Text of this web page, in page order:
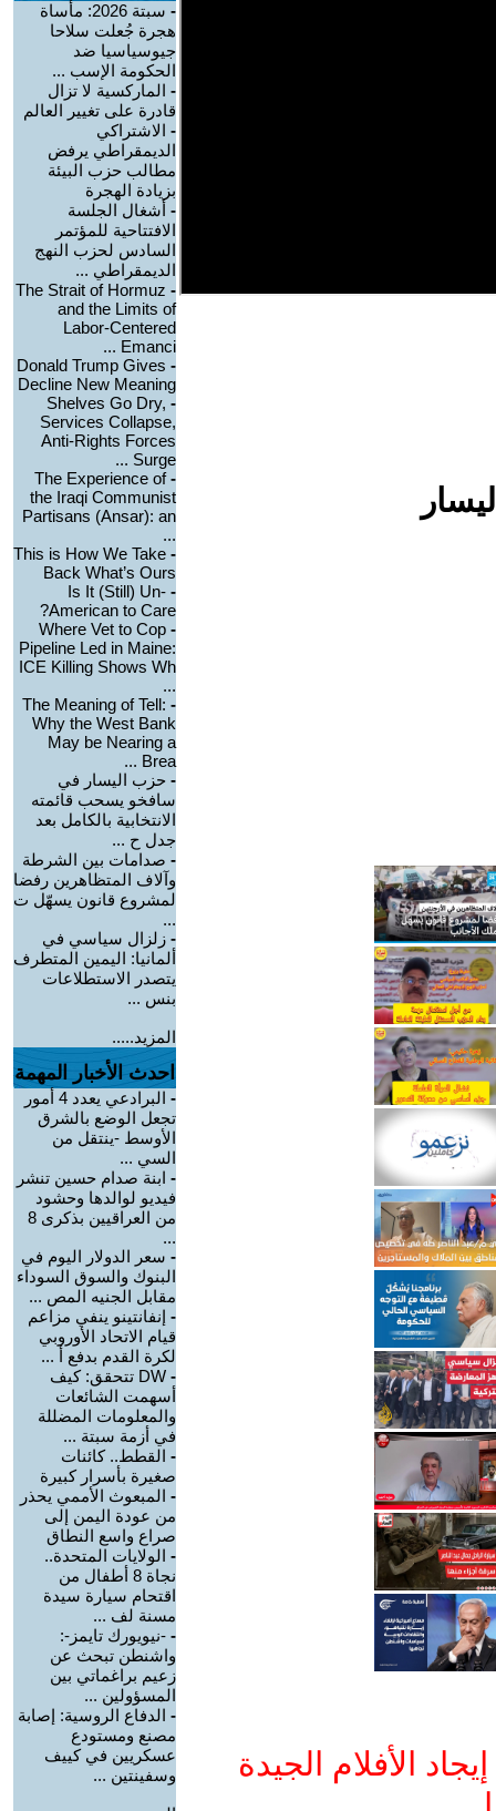
الأفلام الجيدة
-
سبتة 2026: مأساة
هجرة جُعلت سلاحا
جيوسياسيا ضد
الحكومة الإسب ...
- الماركسية لا تزال
قادرة على تغيير العالم
- الاشتراكي
الديمقراطي يرفض
مطالب حزب البيئة
بزيادة الهجرة
- أشغال الجلسة
الافتتاحية للمؤتمر
السادس لحزب النهج
الديمقراطي ...
-
The Strait of Hormuz
and the Limits of
Labor-Centered
Emanci ...
-
Donald Trump Gives
Decline New Meaning
-
Shelves Go Dry,
Services Collapse,
Anti-Rights Forces
Surge ...
-
The Experience of
the Iraqi Communist
Partisans (Ansar): an
...
-
This is How We Take
Back What’s Ours
-
Is It (Still) Un-
American to Care?
-
Where Vet to Cop
Pipeline Led in Maine:
ICE Killing Shows Wh
...
-
The Meaning of Tell:
Why the West Bank
May be Nearing a
Brea ...
- حزب اليسار في
سافخو يسحب قائمته
الانتخابية بالكامل بعد
جدل ح ...
- صدامات بين الشرطة
وآلاف المتظاهرين رفضا
لمشروع قانون يسهّل ت
...
- زلزال سياسي في
ألمانيا: اليمين المتطرف
يتصدر الاستطلاعات
بنس ...
المزيد.....
احدث الأخبار المهمة
-
البرادعي يعدد 4 أمور
تجعل الوضع بالشرق
الأوسط -ينتقل من
السي ...
- ابنة صدام حسين تنشر
فيديو لوالدها وحشود
من العراقيين بذكرى 8
...
- سعر الدولار اليوم في
البنوك والسوق السوداء
مقابل الجنيه المص ...
- إنفانتينو ينفي مزاعم
قيام الاتحاد الأوروبي
لكرة القدم بدفع أ ...
-
DW تتحقق: كيف
أسهمت الشائعات
والمعلومات المضللة
في أزمة سبتة ...
- القطط.. كائنات
صغيرة بأسرار كبيرة
- المبعوث الأممي يحذر
من عودة اليمن إلى
صراع واسع النطاق
- الولايات المتحدة..
نجاة 8 أطفال من
اقتحام سيارة سيدة
مسنة لف ...
- -نيويورك تايمز-:
واشنطن تبحث عن
زعيم براغماتي بين
المسؤولين ...
- الدفاع الروسية: إصابة
مصنع ومستودع
عسكريين في كييف
وسفينتين ...